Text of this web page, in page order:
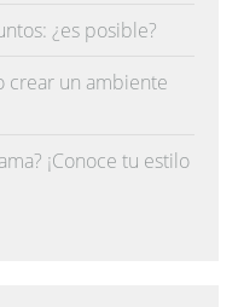
¿es posible?
crear un ambiente
¡Conoce tu estilo